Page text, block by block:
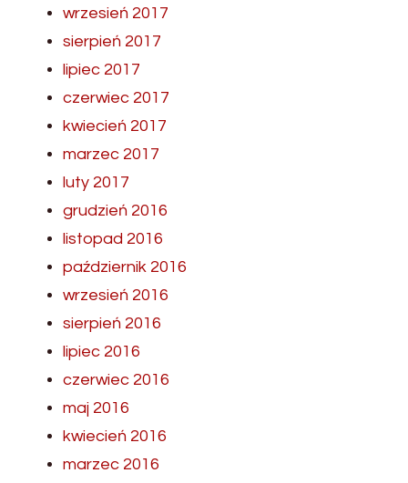
wrzesień 2017
sierpień 2017
lipiec 2017
czerwiec 2017
kwiecień 2017
marzec 2017
luty 2017
grudzień 2016
listopad 2016
październik 2016
wrzesień 2016
sierpień 2016
lipiec 2016
czerwiec 2016
maj 2016
kwiecień 2016
marzec 2016